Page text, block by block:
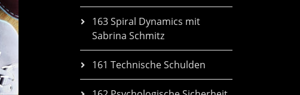
163 Spiral Dynamics mit
Sabrina Schmitz
161 Technische Schulden